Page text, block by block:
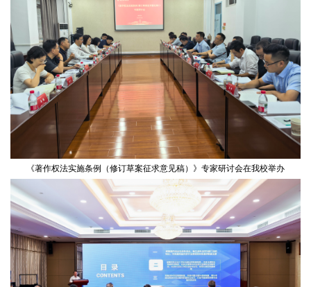
《著作权法实施条例（修订草案征求意见稿）》专家研讨会在我校举办